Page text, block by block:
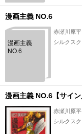
漫画主義 NO.6
漫画主義
NO.6
赤瀬川原
シルクス
漫画主義 NO.6【サイ
赤瀬川原
シルクス